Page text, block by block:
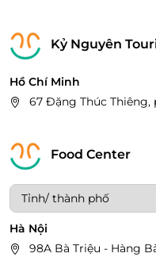
Kỷ Nguyên
Hồ Chí Minh
67 Đặng Thúc Thiêng,
Food Center
Hà Nội
98A Bà Triệu - Hàng